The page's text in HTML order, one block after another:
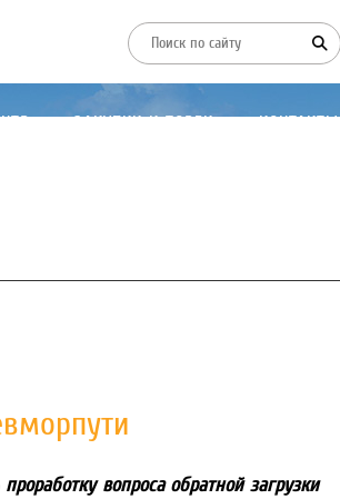
ЗАКУПКИ И ТОРГИ КОНТАКТЫ
вопроса обратной загрузки